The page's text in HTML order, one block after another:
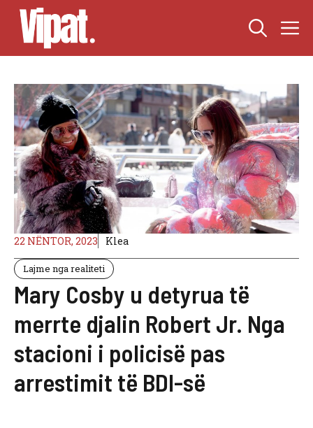
Skip
content
22 NËNTOR, 2023 Klea
Lajme nga realiteti
Mary Cosby u detyrua të
merrte djalin Robert Jr. Nga
stacioni i policisë pas
arrestimit të BDI-së